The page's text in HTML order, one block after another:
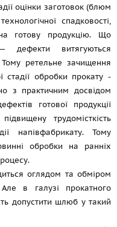
оцінки заготовок (блюм
спадковості,
готову продукцію. Що
дефекти витягуються
ретельне зачищення
стадії обробки прокату -
з практичним досвідом
готової продукції
трудомісткість
напівфабрикату. Тому
обробки на ранніх
оглядом та обміром
в галузі прокатного
допустити шлюб у такий